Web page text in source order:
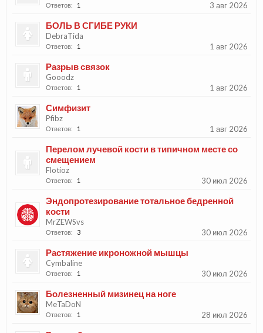
Ответов: 1 3 авг 2026
БОЛЬ В СГИБЕ РУКИ
DebraTida
Ответов: 1 1 авг 2026
Разрыв связок
Gooodz
Ответов: 1 1 авг 2026
Симфизит
Pfibz
Ответов: 1 1 авг 2026
Перелом лучевой кости в типичном месте со
смещением
Flotioz
Ответов: 1 30 июл 2026
Эндопротезирование тотальное бедренной
кости
MrZEWSvs
Ответов: 3 30 июл 2026
Растяжение икроножной мышцы
Cymbaline
Ответов: 1 30 июл 2026
Болезненный мизинец на ноге
MeTaDoN
Ответов: 1 28 июл 2026